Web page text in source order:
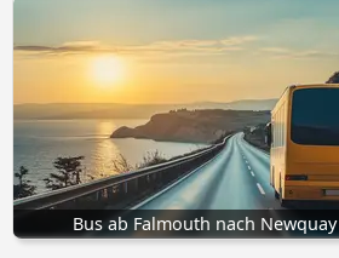
Bus ab Falmouth nach Newquay